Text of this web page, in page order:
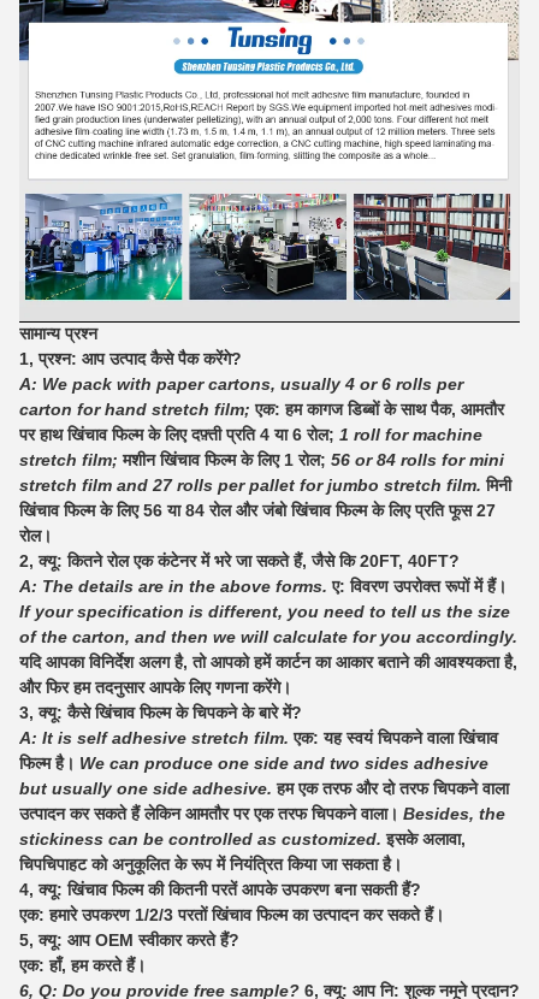
सामान्य प्रश्न
1, प्रश्न: आप उत्पाद कैसे पैक करेंगे?
A: We pack with paper cartons, usually 4 or 6 rolls per
carton for hand stretch film; एक: हम कागज डिब्बों के साथ पैक, आमतौर
पर हाथ खिंचाव फिल्म के लिए दफ़्ती प्रति 4 या 6 रोल; 1 roll for machine
stretch film; मशीन खिंचाव फिल्म के लिए 1 रोल; 56 or 84 rolls for mini
stretch film and 27 rolls per pallet for jumbo stretch film. मिनी
खिंचाव फिल्म के लिए 56 या 84 रोल और जंबो खिंचाव फिल्म के लिए प्रति फूस 27
रोल।
2, क्यू: कितने रोल एक कंटेनर में भरे जा सकते हैं, जैसे कि 20FT, 40FT?
A: The details are in the above forms. ए: विवरण उपरोक्त रूपों में हैं।
If your specification is different, you need to tell us the size
of the carton, and then we will calculate for you accordingly.
यदि आपका विनिर्देश अलग है, तो आपको हमें कार्टन का आकार बताने की आवश्यकता है,
और फिर हम तदनुसार आपके लिए गणना करेंगे।
3, क्यू: कैसे खिंचाव फिल्म के चिपकने के बारे में?
A: It is self adhesive stretch film. एक: यह स्वयं चिपकने वाला खिंचाव
फिल्म है। We can produce one side and two sides adhesive
but usually one side adhesive. हम एक तरफ और दो तरफ चिपकने वाला
उत्पादन कर सकते हैं लेकिन आमतौर पर एक तरफ चिपकने वाला। Besides, the
stickiness can be controlled as customized. इसके अलावा,
चिपचिपाहट को अनुकूलित के रूप में नियंत्रित किया जा सकता है।
4, क्यू: खिंचाव फिल्म की कितनी परतें आपके उपकरण बना सकती हैं?
एक: हमारे उपकरण 1/2/3 परतों खिंचाव फिल्म का उत्पादन कर सकते हैं।
5, क्यू: आप OEM स्वीकार करते हैं?
एक: हाँ, हम करते हैं।
6, Q: Do you provide free sample? 6, क्यू: आप नि: शुल्क नमूने प्रदान?